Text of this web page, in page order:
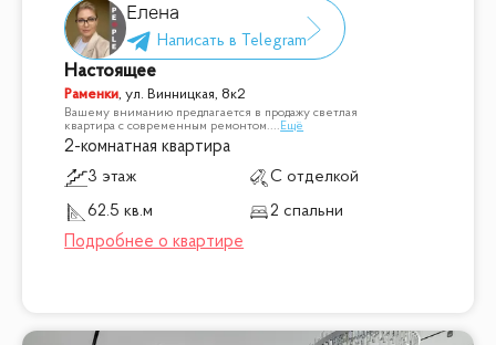
Елена
Настоящее
Раменки,ул. Винницкая, 8к2
Вашему вниманию предлагается в продажу светлая
квартира с современным ремонтом.... Ещё
2-комнатная квартира
3 этаж
С отделкой
62.5 кв.м
2 спальни